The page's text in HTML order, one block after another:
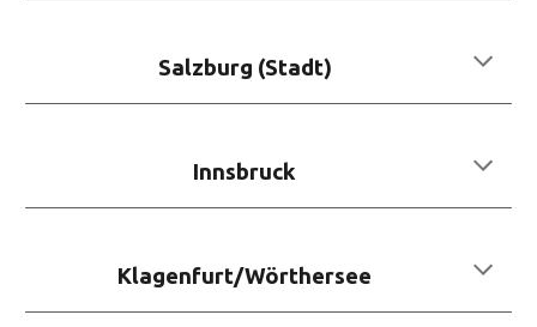
Salzburg (Stadt)
Innsbruck
Klagenfurt/Wörthersee